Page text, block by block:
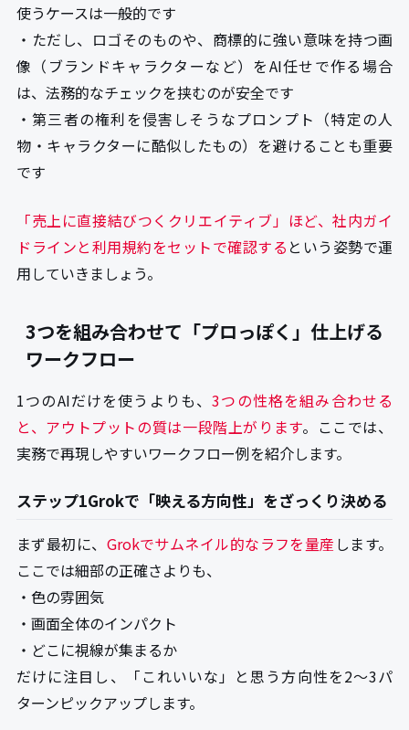
使うケースは一般的です
・ただし、ロゴそのものや、商標的に強い意味を持つ画
像（ブランドキャラクターなど）をAI任せで作る場合
は、法務的なチェックを挟むのが安全です
・第三者の権利を侵害しそうなプロンプト（特定の人
物・キャラクターに酷似したもの）を避けることも重要
です
「売上に直接結びつくクリエイティブ」ほど、社内ガイ
ドラインと利用規約をセットで確認する という姿勢で運
用していきましょう。
3つを組み合わせて「プロっぽく」仕上げる
ワークフロー
1つのAIだけを使うよりも、3つの性格を組み合わせる
と、アウトプットの質は一段階上がります。ここでは、
実務で再現しやすいワークフロー例を紹介します。
ステップ1Grokで「映える方向性」をざっくり決める
まず最初に、 Grokでサムネイル的なラフを量産 します。
ここでは細部の正確さよりも、
・色の雰囲気
・画面全体のインパクト
・どこに視線が集まるか
だけに注目し、「これいいな」と思う方向性を2〜3パ
ターンピックアップします。